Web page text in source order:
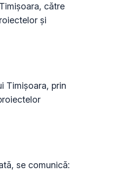
către
și
Timișoara, prin
se comunică: